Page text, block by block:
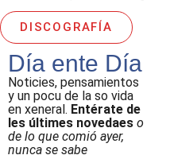
DISCOGRAFÍA
Día ente Día
Noticies, pensamientos
y un pocu de la so vida
en xeneral. Entérate de
les últimes novedaes o
de lo que comió ayer,
nunca se sabe